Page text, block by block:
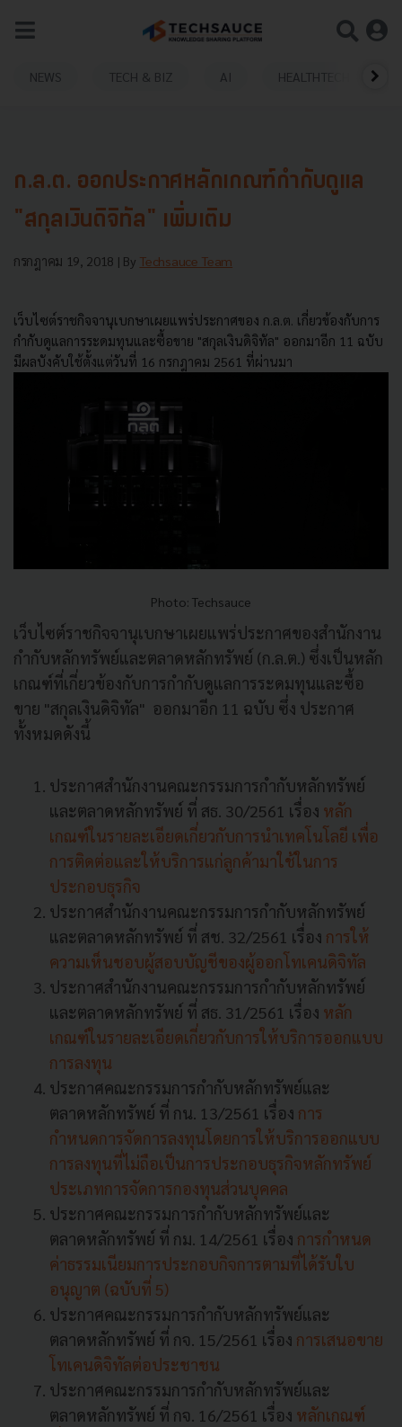
NEWS TECH & BIZ AI HEALTHTECH
ก.ล.ต. ออกประกาศหลักเกณฑ์กำกับดูแล
"สกุลเงินดิจิทัล" เพิ่มเติม
กรกฎาคม 19, 2018 | By Techsauce Team
เว็บไซต์ราชกิจจานุเบกษาเผยแพร่ประกาศของ ก.ล.ต. เกี่ยวข้องกับการ
กำกับดูแลการระดมทุนและซื้อขาย "สกุลเงินดิจิทัล" ออกมาอีก 11 ฉบับ
มีผลบังคับใช้ตั้งแต่วันที่ 16 กรกฎาคม 2561 ที่ผ่านมา
Photo: Techsauce
เว็บไซต์ราชกิจจานุเบกษาเผยแพร่ประกาศของสำนักงาน
กำกับหลักทรัพย์และตลาดหลักทรัพย์ (ก.ล.ต.) ซึ่งเป็นหลัก
เกณฑ์ที่เกี่ยวข้องกับการกำกับดูแลการระดมทุนและซื้อ
ขาย "สกุลเงินดิจิทัล" ออกมาอีก 11 ฉบับ ซึ่ง ประกาศ
ทั้งหมดดังนี้
ประกาศสำนักงานคณะกรรมการกำกับหลักทรัพย์
และตลาดหลักทรัพย์ ที่ สธ. 30/2561 เรื่อง หลัก
เกณฑ์ในรายละเอียดเกี่ยวกับการนำเทคโนโลยี เพื่อ
การติดต่อและให้บริการแก่ลูกค้ามาใช้ในการ
ประกอบธุรกิจ
ประกาศสำนักงานคณะกรรมการกำกับหลักทรัพย์
และตลาดหลักทรัพย์ ที่ สช. 32/2561 เรื่อง การให้
ความเห็นชอบผู้สอบบัญชีของผู้ออกโทเคนดิจิทัล
ประกาศสำนักงานคณะกรรมการกำกับหลักทรัพย์
และตลาดหลักทรัพย์ ที่ สธ. 31/2561 เรื่อง หลัก
เกณฑ์ในรายละเอียดเกี่ยวกับการให้บริการออกแบบ
การลงทุน
ประกาศคณะกรรมการกำกับหลักทรัพย์และ
ตลาดหลักทรัพย์ ที่ กน. 13/2561 เรื่อง การ
กำหนดการจัดการลงทุนโดยการให้บริการออกแบบ
การลงทุนที่ไม่ถือเป็นการประกอบธุรกิจหลักทรัพย์
ประเภทการจัดการกองทุนส่วนบุคคล
ประกาศคณะกรรมการกำกับหลักทรัพย์และ
ตลาดหลักทรัพย์ ที่ กม. 14/2561 เรื่อง การกำหนด
ค่าธรรมเนียมการประกอบกิจการตามที่ได้รับใบ
อนุญาต (ฉบับที่ 5)
ประกาศคณะกรรมการกำกับหลักทรัพย์และ
ตลาดหลักทรัพย์ ที่ กจ. 15/2561 เรื่อง การเสนอขาย
โทเคนดิจิทัลต่อประชาชน
ประกาศคณะกรรมการกำกับหลักทรัพย์และ
ตลาดหลักทรัพย์ ที่ กจ. 16/2561 เรื่อง หลักเกณฑ์